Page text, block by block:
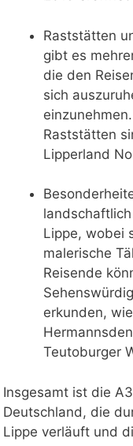
Raststätten
gibt es
die den
sich
Raststätten
Lipperland
Lippe, wobei
malerische
Reisende
erkunden,
Teutoburger
Insgesamt ist die
Deutschland, die
Lippe verläuft und